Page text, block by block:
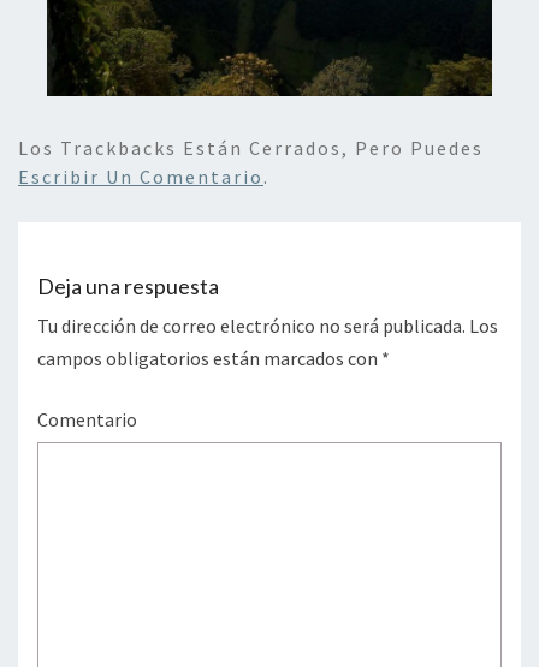
Los Trackbacks Están Cerrados, Pero Puedes
Escribir Un Comentario .
Deja una respuesta
Tu dirección de correo electrónico no será publicada. Los
campos obligatorios están marcados con *
Comentario